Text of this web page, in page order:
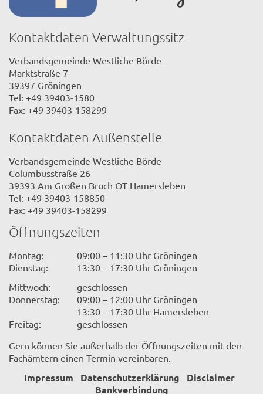
Kontaktdaten Verwaltungssitz
Verbandsgemeinde Westliche Börde
Marktstraße 7
39397 Gröningen
Tel: +49 39403-1580
Fax: +49 39403-158299
Kontaktdaten Außenstelle
Verbandsgemeinde Westliche Börde
Columbusstraße 26
39393 Am Großen Bruch OT Hamersleben
Tel: +49 39403-158850
Fax: +49 39403-158299
Öffnungszeiten
Montag:
09:00 – 11:30 Uhr Gröningen
Dienstag:
13:30 – 17:30 Uhr Gröningen
Mittwoch:
geschlossen
Donnerstag:
09:00 – 12:00 Uhr Gröningen
13:30 – 17:30 Uhr Hamersleben
Freitag:
geschlossen
Gern können Sie außerhalb der Öffnungszeiten mit den
Fachämtern einen Termin vereinbaren.
Impressum Datenschutzerklärung
Disclaimer
Bankverbindung